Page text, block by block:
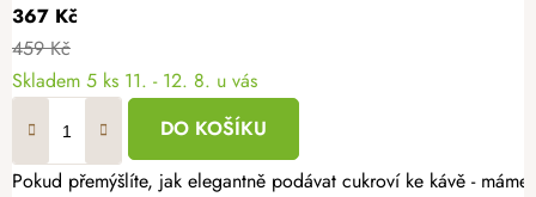
367 Kč
459 Kč
Skladem 5 ks 11. - 12. 8. u vás
DO KOŠÍKU
Pokud přemýšlíte, jak elegantně podávat cukroví ke kávě -